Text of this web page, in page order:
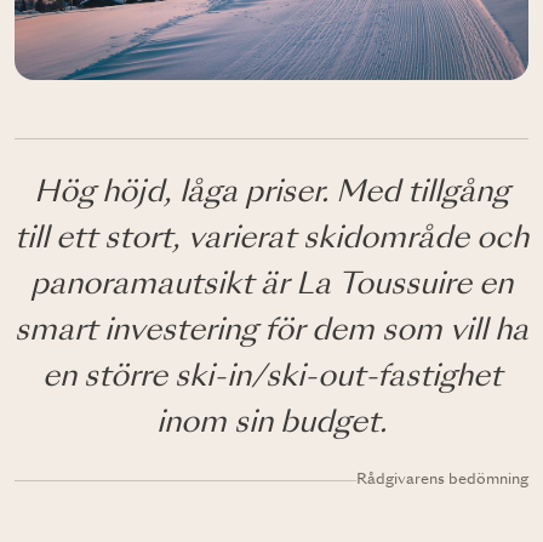
Hög höjd, låga priser. Med tillgång
till ett stort, varierat skidområde och
panoramautsikt är La Toussuire en
smart investering för dem som vill ha
en större ski-in/ski-out-fastighet
inom sin budget.
Rådgivarens bedömning